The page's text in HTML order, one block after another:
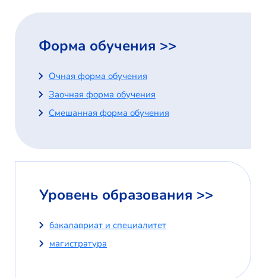
Форма обучения >>
Очная форма обучения
Заочная форма обучения
Смешанная форма обучения
Уровень образования >>
бакалавриат и специалитет
магистратура